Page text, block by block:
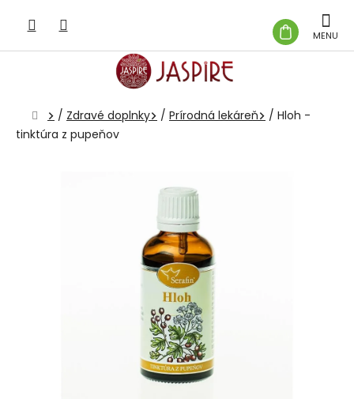
obsah
KOŠÍK
Domov
/ Zdravé doplnky / Prírodná lekáreň / Hloh -
tinktúra z pupeňov